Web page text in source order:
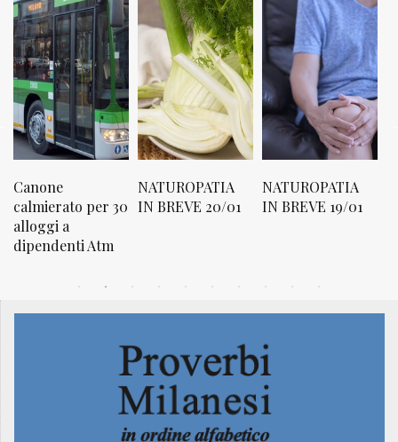
30
NATUROPATIA
IN BREVE 20/01
NATUROPATIA
IN BREVE 19/01
NATUROPATIA
IN BREVE 18/